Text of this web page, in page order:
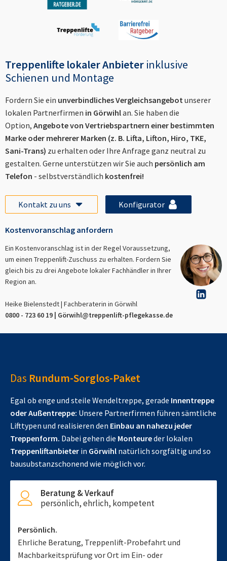
Treppenlifte lokaler Anbieter inklusive
Schienen und Montage
Fordern Sie ein unverbindliches Vergleichsangebotunserer
lokalen Partnerfirmen in Görwihlan. Sie haben die
Option, Angebote von Vertriebspartnern einer bestimmten
Marke oder mehrerer Marken (z. B. Lifta, Lifton, Hiro, TKE,
Sani-Trans) zu erhalten oder Ihre Anfrage ganz neutral zu
gestalten. Gerne unterstützen wir Sie auch persönlich am
Telefon - selbstverständlich kostenfrei!
Kontakt zu uns Konfigurator
Kostenvoranschlag anfordern
Ein Kostenvoranschlag ist in der Regel Voraussetzung,
um einen Treppenlift-Zuschuss zu erhalten. Fordern Sie
gleich bis zu drei Angebote lokaler Fachhändler in Ihrer
Region an.
Heike Bielenstedt | Fachberaterin in Görwihl
0800 - 723 60 19 | Görwihl@treppenlift-pflegekasse.de
Das Rundum-Sorglos-Paket
Egal ob enge und steile Wendeltreppe, gerade Innentreppe
oder Außentreppe: Unsere Partnerfirmen führen sämtliche
Lifttypen und realisieren den Einbau an nahezu jeder
Treppenform. Dabei gehen die Monteureder lokalen
Treppenliftanbieter in Görwihl natürlich sorgfältig und so
bausubstanzschonend wie möglich vor.
Beratung & Verkauf
persönlich, ehrlich, kompetent
Persönlich.
Ehrliche Beratung, Treppenlift-Probefahrt und
Machbarkeitsprüfung vor Ort im Ein- oder